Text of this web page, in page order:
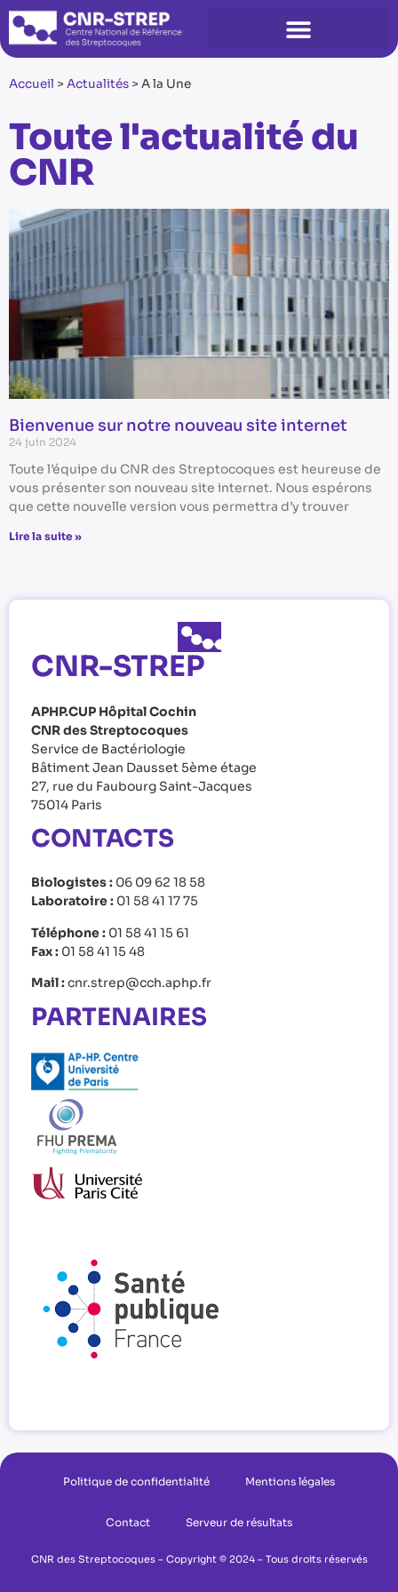
Accueil > Actualités > A la Une
Toute l'actualité du
CNR
Bienvenue sur notre nouveau site internet
24 juin 2024
Toute l’équipe du CNR des Streptocoques est heureuse de
vous présenter son nouveau site internet. Nous espérons
que cette nouvelle version vous permettra d’y trouver
Lire la suite »
CNR-STREP
APHP.CUP Hôpital Cochin
CNR des Streptocoques
Service de Bactériologie
Bâtiment Jean Dausset 5ème étage
27, rue du Faubourg Saint-Jacques
75014 Paris
CONTACTS
Biologistes : 06 09 62 18 58
Laboratoire : 01 58 41 17 75
Téléphone : 01 58 41 15 61
Fax : 01 58 41 15 48
Mail :cnr.strep@cch.aphp.fr
PARTENAIRES
Politique de confidentialité Mentions légales
Contact Serveur de résultats
CNR des Streptocoques – Copyright © 2024 – Tous droits réservés